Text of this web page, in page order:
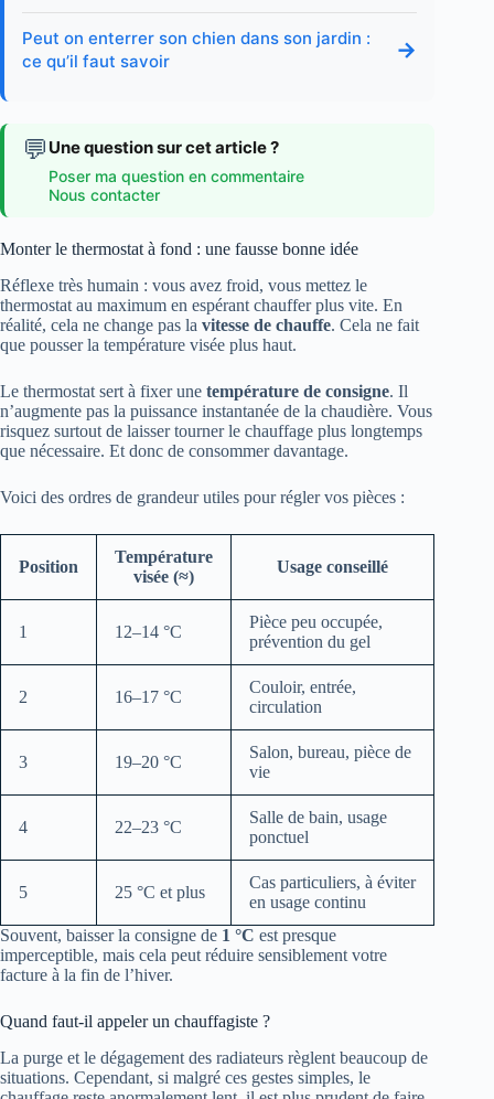
Peut on enterrer son chien dans son jardin :
ce qu’il faut savoir
→
💬 Une question sur cet article ?
Poser ma question en commentaire
Nous contacter
Monter le thermostat à fond : une fausse bonne idée
Réflexe très humain : vous avez froid, vous mettez le
thermostat au maximum en espérant chauffer plus vite. En
réalité, cela ne change pas la vitesse de chauffe. Cela ne fait
que pousser la température visée plus haut.
Le thermostat sert à fixer une température de consigne. Il
n’augmente pas la puissance instantanée de la chaudière. Vous
risquez surtout de laisser tourner le chauffage plus longtemps
que nécessaire. Et donc de consommer davantage.
Voici des ordres de grandeur utiles pour régler vos pièces :
Position
Température
visée (≈)
Usage conseillé
1 12–14 °C
Pièce peu occupée,
prévention du gel
2 16–17 °C
Couloir, entrée,
circulation
3 19–20 °C
Salon, bureau, pièce de
vie
4 22–23 °C
Salle de bain, usage
ponctuel
5 25 °C et plus
Cas particuliers, à éviter
en usage continu
Souvent, baisser la consigne de 1 °C est presque
imperceptible, mais cela peut réduire sensiblement votre
facture à la fin de l’hiver.
Quand faut-il appeler un chauffagiste ?
La purge et le dégagement des radiateurs règlent beaucoup de
situations. Cependant, si malgré ces gestes simples, le